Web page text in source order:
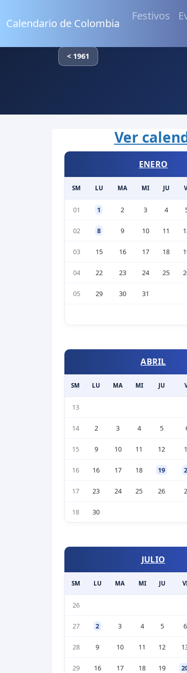
Calendario de Colombia
Festivos
< 1961
Ver
ENERO
SM LU MA MI JU
01 1 2 3 4
02 8 9 10 11
03 15 16 17 18
04 22 23 24 25
05 29 30 31
ABRIL
SM LU MA MI JU
13
14 2 3 4 5
15 9 10 11 12
16 16 17 18 19
17 23 24 25 26
18 30
JULIO
SM LU MA MI JU
26
27 2 3 4 5 6
28 9 10 11 12
29 16 17 18 19